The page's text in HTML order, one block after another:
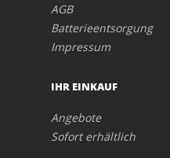
AGB
Batterieentsorgung
Impressum
IHR EINKAUF
Angebote
Sofort erhältlich